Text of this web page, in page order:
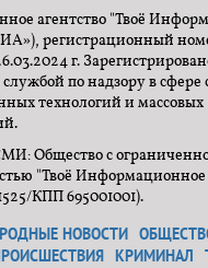
агентство "Твоё
регистрационный
г.
по надзору в сфере
технологий и массовых
Общество с
"Твоё Информационное
КПП 695001001).
НОВОСТИ
КРИМИНАЛ